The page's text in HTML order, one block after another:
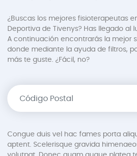
¿Buscas los mejores fisioterapeutas
Deportiva de Tivenys? Has llegado al
A continuación encontrarás la mejor
donde mediante la ayuda de filtros,
más te guste. ¿Fácil, no?
Congue duis vel hac fames porta
aptent. Scelerisque gravida